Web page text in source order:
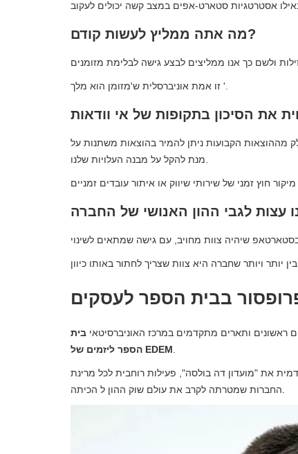
מה אתה ממליץ לעשות קודם?
זו אמת אוניברסלית ש'מזומן הוא מלך '.
מההוצאות הקבועות ניתן להמיר בהוצאות משתנות על
ראשונים ותארים מתקדמים במרכז האוניברסיטאי בית
הספר ליזמים של EDEM
את "מועדון דה בולסה", פעילות רוחבית לכל מרינת